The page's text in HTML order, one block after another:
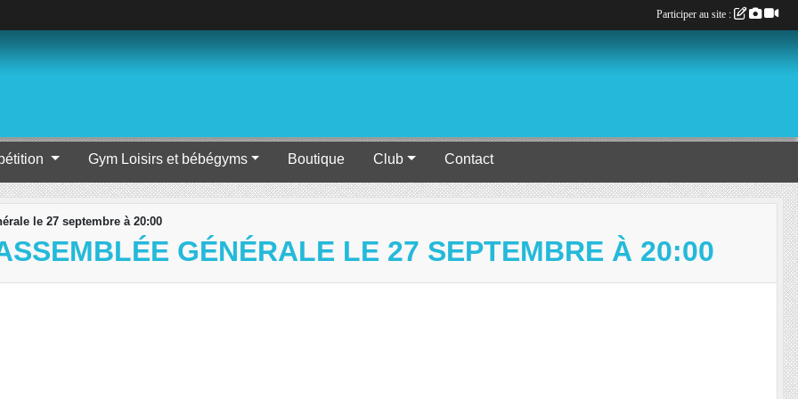
Gym Loisirs et bébégyms Boutique Club Contact
le 27 septembre à 20:00
GÉNÉRALE LE 27 SEPTEMBRE À 20:00
Participer au site :